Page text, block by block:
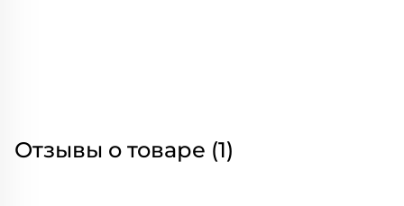
Отзывы о товаре (1)